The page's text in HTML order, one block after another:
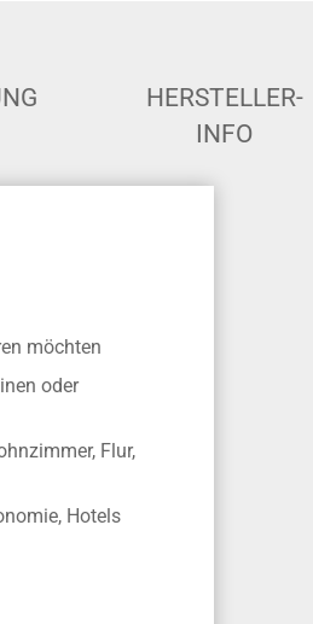
HERSTELLER-
INFO
möchten
oder
Flur,
Hotels